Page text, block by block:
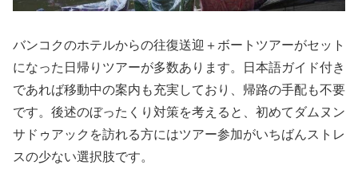
バンコクのホテルからの往復送迎＋ボートツアーがセット
になった日帰りツアーが多数あります。日本語ガイド付き
であれば移動中の案内も充実しており、帰路の手配も不要
です。後述のぼったくり対策を考えると、初めてダムヌン
サドゥアックを訪れる方にはツアー参加がいちばんストレ
スの少ない選択肢です。